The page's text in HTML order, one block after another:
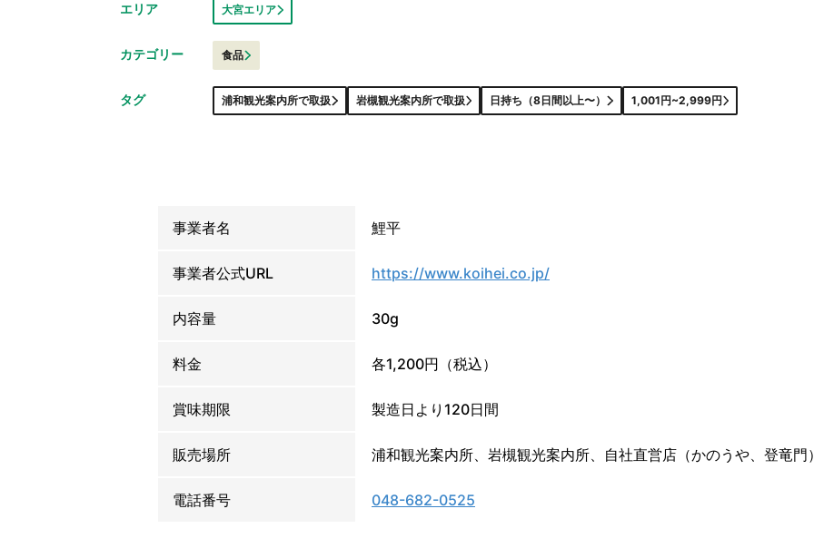
エリア 大宮エリア
カテゴリー 食品
タグ 浦和観光案内所で取扱 岩槻観光案内所で取扱 日持ち（8日間以上〜） 1,001円~2,999円
事業者名 鯉平
事業者公式URL https://www.koihei.co.jp/
内容量 30g
料金 各1,200円（税込）
賞味期限 製造日より120日間
販売場所 浦和観光案内所、岩槻観光案内所、自社直営店（かのうや、登竜門
電話番号 048-682-0525